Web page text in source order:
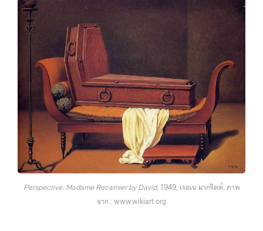
Perspective: Madame Recamier by David, 1949, เรอเน มากริตต์, ภาพ
จาก : www.wikiart.org